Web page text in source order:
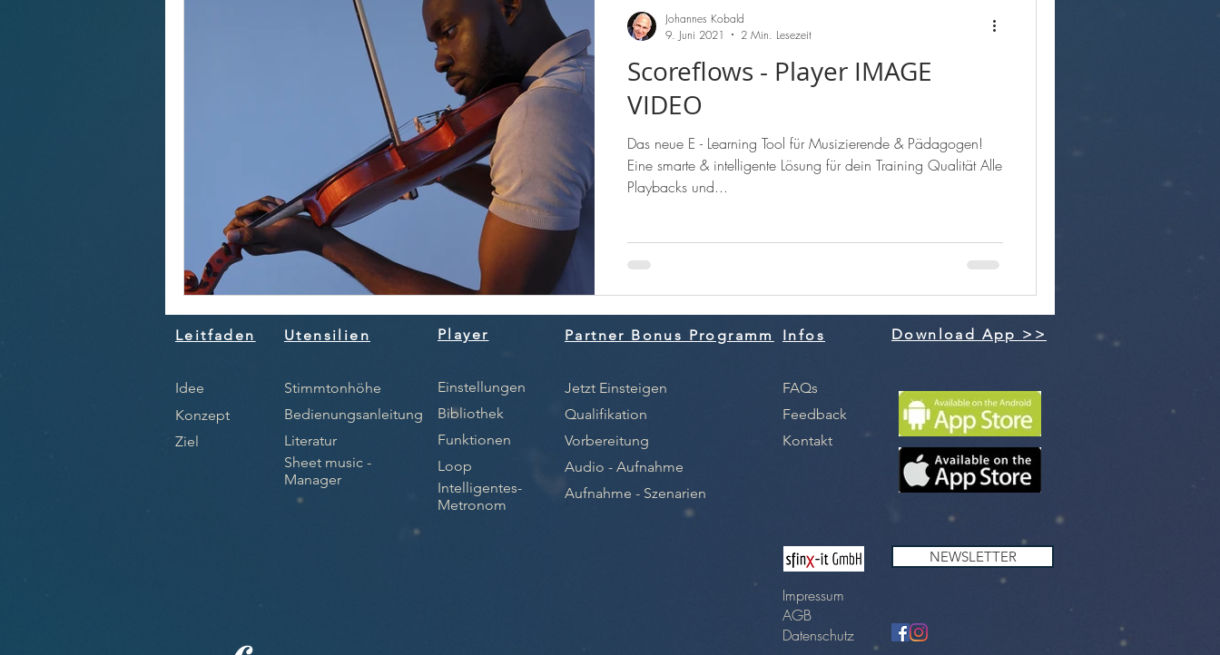
Scoreflows - Player IMAGE
VIDEO
Das neue E - Learning Tool für Musizierende & Pädagogen!
Eine smarte & intelligente Lösung für dein Training Qualität Alle
Playbacks und...
Johannes Kobald
9. Juni 2021
2 Min. Lesezeit
Leitfaden Utensilien Player Partner Bonus Programm Infos Download App >>
Idee
Konzept
Ziel
Stimmtonhöhe
Bedienungsanleitung
Literatur
Sheet music -
Manager
Einstellungen
Bibliothek
Funktionen
Loop
Intelligentes-
Metronom
Jetzt Einsteigen
Qualifikation
Vorbereitung
Audio - Aufnahme
Aufnahme - Szenarien
FAQs
Feedback
Kontakt
NEWSLETTER
Impressum
AGB
Datenschutz